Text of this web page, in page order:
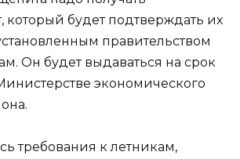
который будет подтверждать их
правительством
Он будет выдаваться на срок
экономического
требования к летникам,